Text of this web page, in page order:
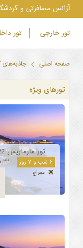
‫آژانس مسافرتی و
تور خارجی تور
صفحه اصلی
تورهای ویژه
تور مارماریس 22 مرداد 1405
۶ شب و ۷ روز ۲۲ مرداد
معراج